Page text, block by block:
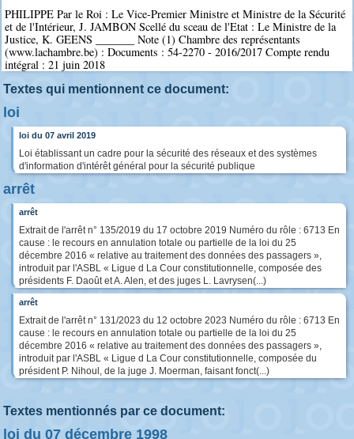
PHILIPPE Par le Roi : Le Vice-Premier Ministre et Ministre de la Sécurité
et de l'Intérieur, J. JAMBON Scellé du sceau de l'Etat : Le Ministre de la
Justice, K. GEENS _______ Note (1) Chambre des représentants
(www.lachambre.be) : Documents : 54-2270 - 2016/2017 Compte rendu
intégral : 21 juin 2018
Textes qui mentionnent ce document:
loi
loi du 07 avril 2019
Loi établissant un cadre pour la sécurité des réseaux et des systèmes
d'information d'intérêt général pour la sécurité publique
arrêt
arrêt
Extrait de l'arrêt n° 135/2019 du 17 octobre 2019 Numéro du rôle : 6713 En
cause : le recours en annulation totale ou partielle de la loi du 25
décembre 2016 « relative au traitement des données des passagers »,
introduit par l'ASBL « Ligue d La Cour constitutionnelle, composée des
présidents F. Daoût et A. Alen, et des juges L. Lavrysen(...)
arrêt
Extrait de l'arrêt n° 131/2023 du 12 octobre 2023 Numéro du rôle : 6713 En
cause : le recours en annulation totale ou partielle de la loi du 25
décembre 2016 « relative au traitement des données des passagers »,
introduit par l'ASBL « Ligue d La Cour constitutionnelle, composée du
président P. Nihoul, de la juge J. Moerman, faisant fonct(...)
Textes mentionnés par ce document:
loi du 07 décembre 1998